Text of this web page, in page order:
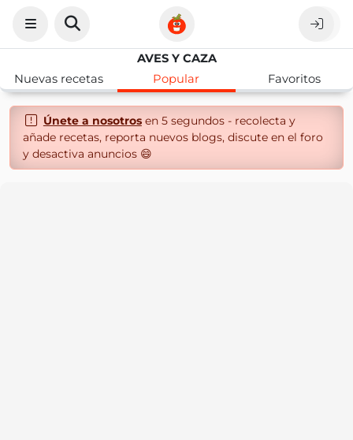
AVES Y CAZA
Nuevas recetas
Popular Favoritos
Únete a nosotrosen 5 segundos - recolecta y
añade recetas, reporta nuevos blogs, discute en el foro
y desactiva anuncios 😄